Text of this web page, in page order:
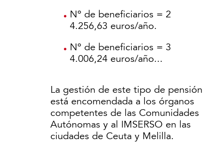
Nº de beneficiarios = 2
4.256,63 euros/año.
Nº de beneficiarios = 3
4.006,24 euros/año...
La gestión de este tipo de pensión
está encomendada a los órganos
competentes de las Comunidades
Autónomas y al IMSERSO en las
ciudades de Ceuta y Melilla.